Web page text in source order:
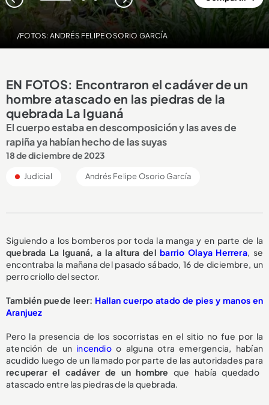
/FOTOS: ANDRÉS FELIPE OSORIO GARCÍA
EN FOTOS: Encontraron el cadáver de un
hombre atascado en las piedras de la
quebrada La Iguaná
El cuerpo estaba en descomposición y las aves de
rapiña ya habían hecho de las suyas
18 de diciembre de 2023
Judicial Andrés Felipe Osorio García
Siguiendo a los bomberos por toda la manga y en parte de la
quebrada La Iguaná, a la altura delbarrio Olaya Herrera, se
encontraba la mañana del pasado sábado, 16 de diciembre, un
perro criollo del sector.
También puede leer: Hallan cuerpo atado de pies y manos en
Aranjuez
Pero la presencia de los socorristas en el sitio no fue por la
atención de un incendioo alguna otra emergencia, habían
acudido luego de un llamado por parte de las autoridades para
recuperar el cadáver de un hombre que había quedado
atascado entre las piedras de la quebrada.